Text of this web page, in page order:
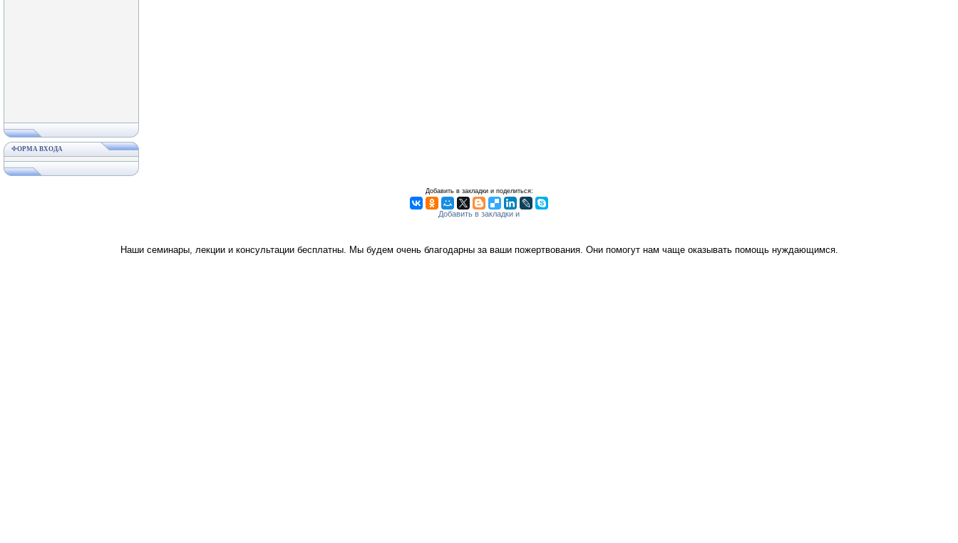
ФОРМА ВХОДА
Добавить в закладки и поделиться:
Наши семинары, лекции и консультации бесплатны. Мы будем очень благодарны за ваши пожертвования. Они помогут нам чаще оказывать помощь нуждающимся.